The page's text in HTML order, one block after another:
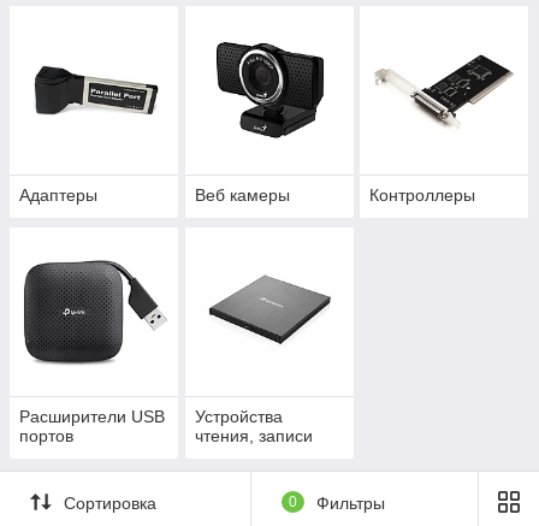
Адаптеры Веб камеры Контроллеры
Расширители USB
портов
Устройства
чтения, записи
Сортировка 0 Фильтры